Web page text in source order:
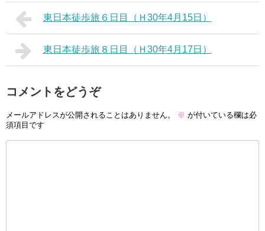
東日本徒歩旅６日目（Ｈ30年4月15日）
東日本徒歩旅８日目（Ｈ30年4月17日）
コメントをどうぞ
メールアドレスが公開されることはありません。 ※ が付いている欄は必
須項目です